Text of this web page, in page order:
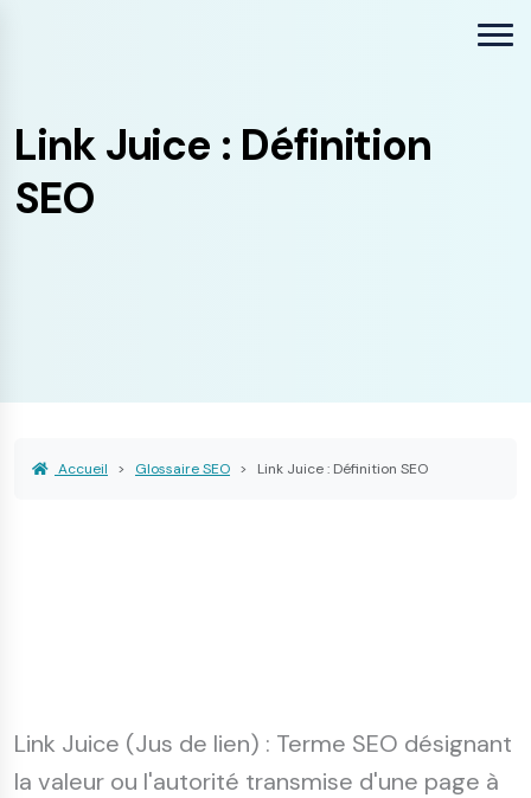
Link Juice : Définition
SEO
Accueil Glossaire SEO Link Juice : Définition SEO
Link Juice (Jus de lien) : Terme SEO désignant
la valeur ou l'autorité transmise d'une page à